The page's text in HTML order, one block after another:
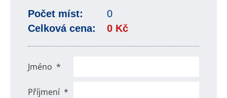
Počet míst:
0
Celková cena:
0 Kč
Jméno *
Příjmení *